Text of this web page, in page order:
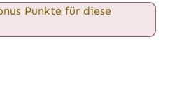
Punkte für diese